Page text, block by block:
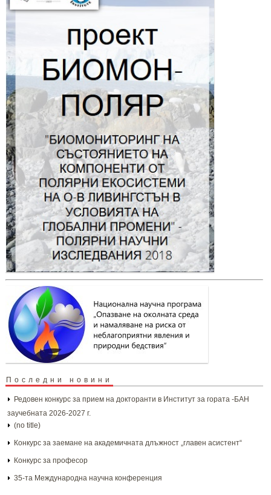
Последни новини
Редовен конкурс за прием на докторанти в Институт за гората -БАН
заучебната 2026-2027 г.
(no title)
Конкурс за заемане на академичната длъжност „главен асистент“
Конкурс за професор
35-та Международна научна конференция